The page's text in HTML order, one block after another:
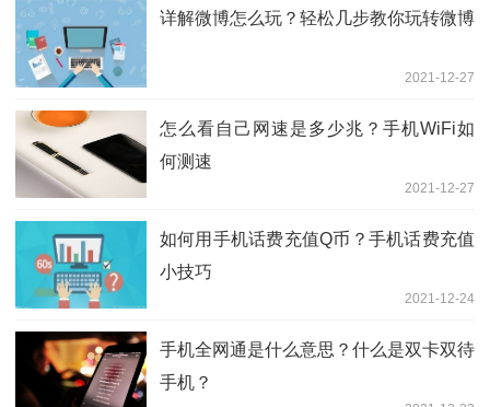
详解微博怎么玩？轻松几步教你玩转微博
2021-12-27
怎么看自己网速是多少兆？手机WiFi如
何测速
2021-12-27
如何用手机话费充值Q币？手机话费充值
小技巧
2021-12-24
手机全网通是什么意思？什么是双卡双待
手机？